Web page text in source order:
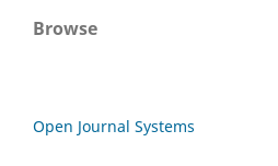
Browse
Open Journal Systems